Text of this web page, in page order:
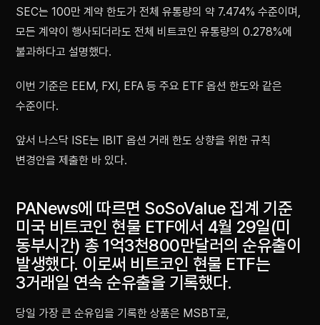
SEC는 100만 계약 한도가 전체 유통량의 약 7.474% 수준이며,
모든 계약이 행사되더라도 전체 비트코인 유통량의 0.278%에
불과하다고 설명했다.
이번 기준은 EEM, FXI, EFA 등 주요 ETF 옵션 한도와 같은
수준이다.
앞서 나스닥 ISE는 IBIT 옵션 거래 한도 상향을 위한 규칙
변경안을 제출한 바 있다.
PANews에 따르면 SoSoValue 집계 기준
미국 비트코인 현물 ETF에서 4월 29일(미
동부시간) 총 1억3천800만달러의 순유출이
발생했다. 이로써 비트코인 현물 ETF는
3거래일 연속 순유출을 기록했다.
당일 가장 큰 순유입을 기록한 상품은 MSBT로,